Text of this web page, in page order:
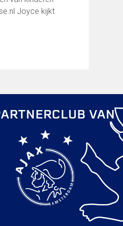
Joyce kijkt
VAN